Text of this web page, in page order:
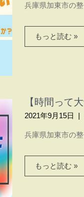
兵庫県加東市の
もっと読む »
【時間って
2021年9月15日 |
兵庫県加東市の
もっと読む »